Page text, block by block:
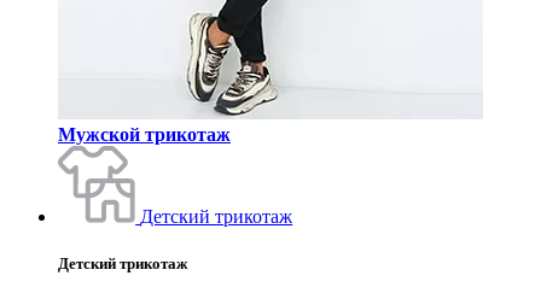
Мужской трикотаж
Детский трикотаж
Детский трикотаж